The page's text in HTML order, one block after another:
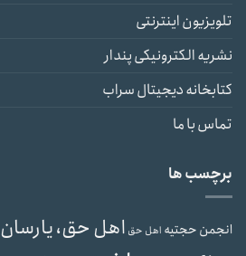
تلویزیون اینترنتی
نشریه الکترونیکی پندار
کتابخانه دیجیتال سراب
تماس با ما
برچسب ها
انجمن حجتیه اهل حق اهل حق، یارسان